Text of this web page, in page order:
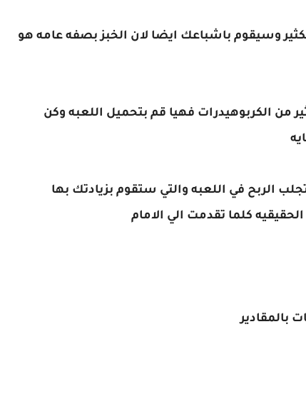
وسيقوم باشباعك ايضا لان الخبز بصفه عامه هو
من الكربوهيدرات فهيا قم بتحميل اللعبه وكن
الربح في اللعبه والتي ستقوم بزيادتك بها
كلما تقدمت الي الامام
بالمقادير